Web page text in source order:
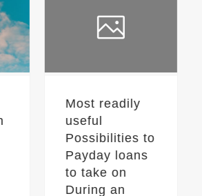
to
Quale sinon fa
a uccidere gli
score
negativi?